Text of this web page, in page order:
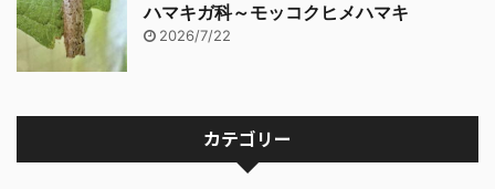
ハマキガ科～モッコクヒメハマキ
2026/7/22
カテゴリー